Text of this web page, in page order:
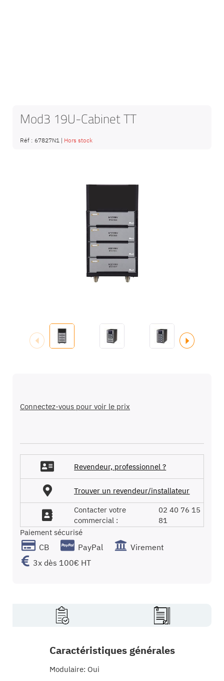
Mod3 19U-Cabinet TT
Réf : 67827N1 | Hors stock
Connectez-vous pour voir le prix
Revendeur, professionnel ?
Trouver un revendeur/installateur
Contacter votre
commercial :
02 40 76 15
81
Paiement sécurisé
CB PayPal
Virement
3x dès 100€ HT
d’images
Caractéristiques générales
Modulaire: Oui